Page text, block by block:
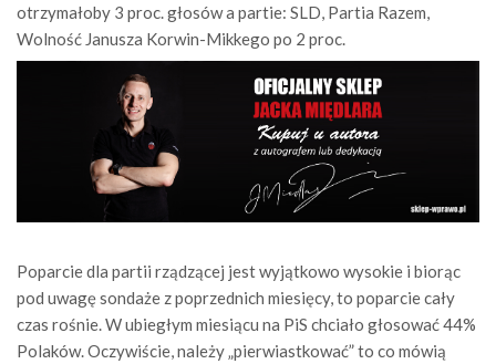
otrzymałoby 3 proc. głosów a partie: SLD, Partia Razem,
Wolność Janusza Korwin-Mikkego po 2 proc.
Poparcie dla partii rządzącej jest wyjątkowo wysokie i biorąc
pod uwagę sondaże z poprzednich miesięcy, to poparcie cały
czas rośnie. W ubiegłym miesiącu na PiS chciało głosować 44%
Polaków. Oczywiście, należy „pierwiastkować” to co mówią